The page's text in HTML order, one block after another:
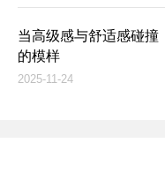
当高级感与舒适感碰撞
的模样
2025-11-24